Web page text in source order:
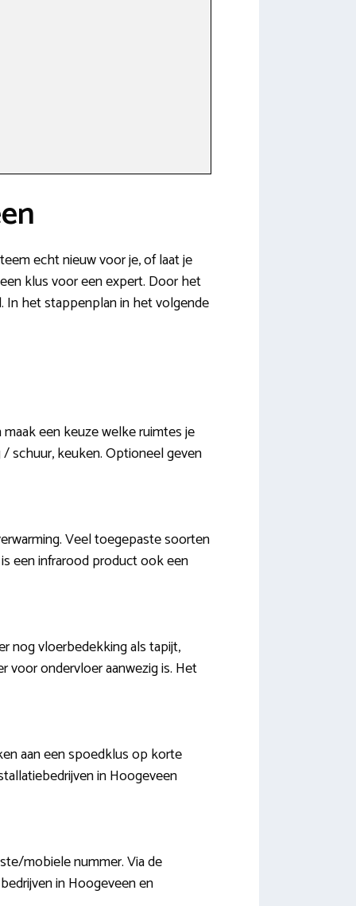
echt nieuw voor je, of laat je
klus voor een expert. Door het
In het stappenplan in het volgende
een keuze welke ruimtes je
schuur, keuken. Optioneel geven
Veel toegepaste soorten
een infrarood product ook een
nog vloerbedekking als tapijt,
voor ondervloer aanwezig is. Het
aan een spoedklus op korte
in Hoogeveen
mobiele nummer. Via de
in Hoogeveen en